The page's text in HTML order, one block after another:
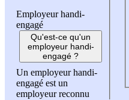
Employeur handi-
engagé
Qu'est-ce qu'un
employeur handi-
engagé ?
Un employeur handi-
engagé est un
employeur reconnu